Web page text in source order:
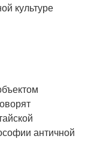
культуре
античной